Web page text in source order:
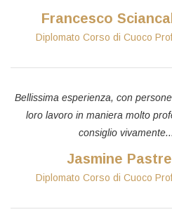
Francesco
Diplomato Corso di Cuoco
Bellissima esperienza, con
loro lavoro in maniera molto
consiglio
Jasmine
Diplomato Corso di Cuoco